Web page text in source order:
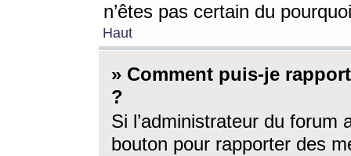
n’êtes pas certain du
Haut
» Comment puis-je
?
Si l’administrateur du forum
bouton pour rapporter des